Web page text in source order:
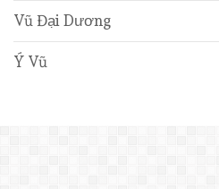
Vũ Đại Dương
Ý Vũ